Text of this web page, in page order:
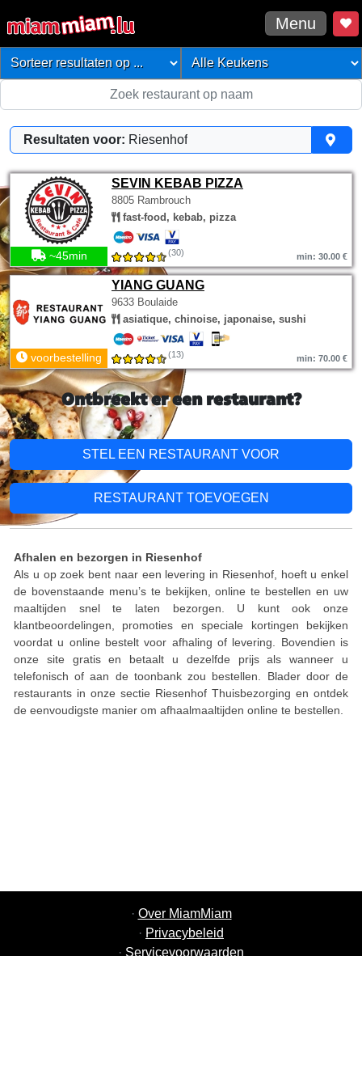
Menu
Resultaten voor: Riesenhof
SEVIN KEBAB PIZZA
8805 Rambrouch
fast-food, kebab, pizza
~45min (30) min: 30.00 €
YIANG GUANG
9633 Boulaide
asiatique, chinoise, japonaise, sushi
voorbestelling (13) min: 70.00 €
Ontbreekt er een restaurant?
STEL EEN RESTAURANT VOOR
RESTAURANT TOEVOEGEN
Afhalen en bezorgen in Riesenhof
Als u op zoek bent naar een levering in Riesenhof, hoeft u enkel
de bovenstaande menu’s te bekijken, online te bestellen en uw
maaltijden snel te laten bezorgen. U kunt ook onze
klantbeoordelingen, promoties en speciale kortingen bekijken
voordat u online bestelt voor afhaling of levering. Bovendien is
onze site gratis en betaalt u dezelfde prijs als wanneer u
telefonisch of aan de toonbank zou bestellen. Blader door de
restaurants in onze sectie Riesenhof Thuisbezorging en ontdek
de eenvoudigste manier om afhaalmaaltijden online te bestellen.
· Over MiamMiam
· Privacybeleid
· Servicevoorwaarden